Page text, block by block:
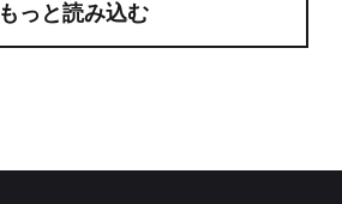
もっと読み込む